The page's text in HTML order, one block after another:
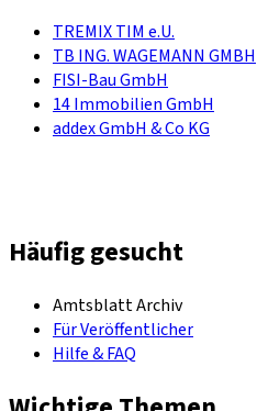
TREMIX TIM e.U.
TB ING. WAGEMANN GMBH
FISI-Bau GmbH
14 Immobilien GmbH
addex GmbH & Co KG
Häufig gesucht
Amtsblatt Archiv
Für Veröffentlicher
Hilfe & FAQ